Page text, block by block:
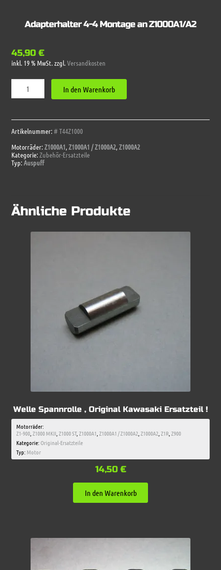
Adapterhalter 4-4 Montage an Z1000A1/A2
45,90 €
inkl. 19 % MwSt.zzgl.Versandkosten
an
Z1000A1/A2
In den Warenkorb
Artikelnummer:# T44Z1000
Motorräder:Z1000A1,Z1000A1 / Z1000A2,Z1000A2
Kategorie:Zubehör-Ersatzteile
Typ:Auspuff
Ähnliche Produkte
Welle Spannrolle , Original Kawasaki Ersatzteil !
Motorräder:
Z1-900, Z1000 MKII Z1000 ST, Z1000A1 Z1000A1 / Z1000A2 Z1000A2 Z1R, Z900
Kategorie:Original-Ersatzteile
Typ: Motor
14,50 €
In den Warenkorb